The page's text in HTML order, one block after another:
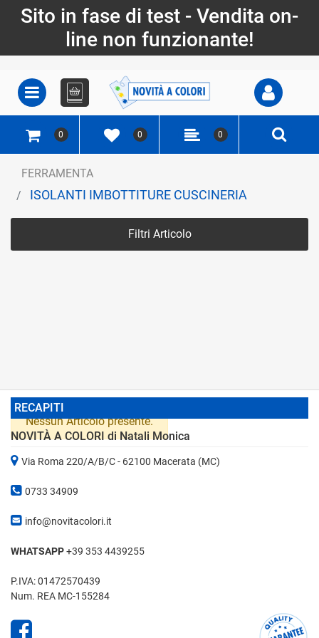
Sito in fase di test - Vendita on-
line non funzionante!
Open Open menu
0 0 0
FERRAMENTA
ISOLANTI IMBOTTITURE CUSCINERIA
Filtri Articolo
Nessun Articolo presente.
RECAPITI
NOVITÀ A COLORI di Natali Monica
Via Roma 220/A/B/C - 62100 Macerata (MC)
0733 34909
info@novitacolori.it
WHATSAPP+39 353 4439255
P.IVA: 01472570439
Num. REA MC-155284
Facebook